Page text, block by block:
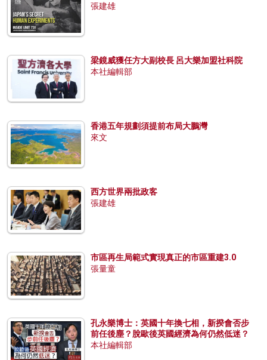
張建雄
梁鏡威獲任方大副校長 呂大樂加盟社科院
本社編輯部
香港五年規劃須提前布局大鵬灣
來文
西方世界兩批政客
張建雄
市區再生局範式實現真正的市區重建3.0
張量童
孔永樂博士：英國十年換七相，新揆會否步
前任後塵？脫歐後英國經濟為何仍然低迷？
本社編輯部